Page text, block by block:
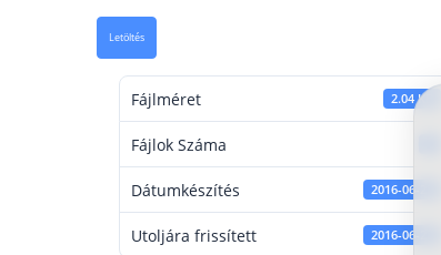
Letöltés
Fájlméret 2.04 KB
Fájlok Száma
Dátumkészítés 2016-06-22
Utoljára frissített 2016-06-22